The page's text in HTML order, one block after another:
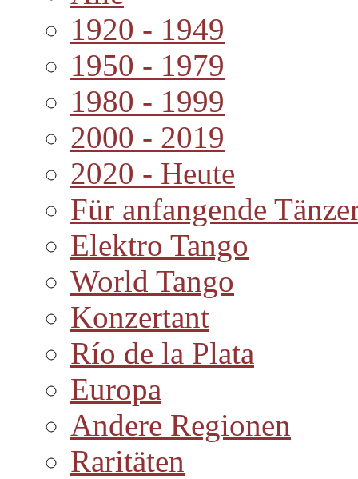
1920 - 1949
1950 - 1979
1980 - 1999
2000 - 2019
2020 - Heute
Für anfangende
Elektro Tango
World Tango
Konzertant
Río de la Plata
Europa
Andere Regionen
Raritäten